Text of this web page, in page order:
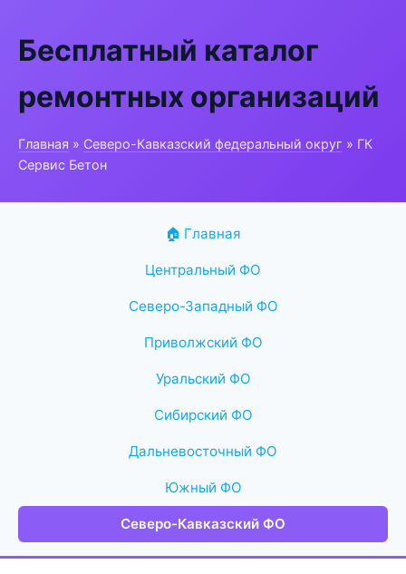
Бесплатный каталог
ремонтных организаций
Главная » Северо-Кавказский федеральный округ » ГК
Сервис Бетон
🏠 Главная
Центральный ФО
Северо-Западный ФО
Приволжский ФО
Уральский ФО
Сибирский ФО
Дальневосточный ФО
Южный ФО
Северо-Кавказский ФО